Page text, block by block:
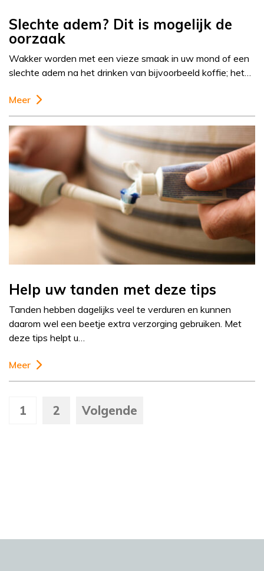
Slechte adem? Dit is mogelijk de
oorzaak
Wakker worden met een vieze smaak in uw mond of een
slechte adem na het drinken van bijvoorbeeld koffie; het…
Meer
Help uw tanden met deze tips
Tanden hebben dagelijks veel te verduren en kunnen
daarom wel een beetje extra verzorging gebruiken. Met
deze tips helpt u…
Meer
1 2 Volgende